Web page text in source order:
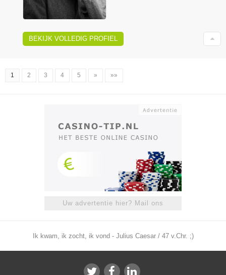
BEKIJK VOLLEDIG PROFIEL
1 2 3 4 5 » »»
Uw advertentie hier? Mail ons
Ik kwam, ik zocht, ik vond - Julius Caesar / 47 v.Chr. ;)